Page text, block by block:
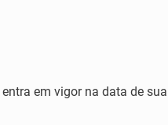
em vigor na data de